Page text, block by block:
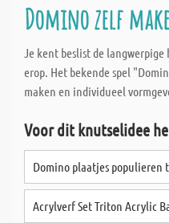
Domino zelf
Je kent beslist de
erop. Het bekende spel
maken en individueel
Voor dit knutselidee
Domino plaatjes populieren
Acrylverf Set Triton Acrylic